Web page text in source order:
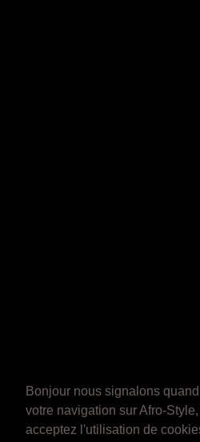
Bonjour nous signalons
votre navigation sur Afro-
acceptez l'utilisation de